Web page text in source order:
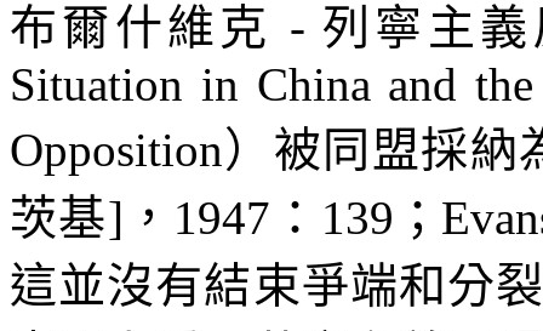
布爾什維克 - 列寧主
Situation in China and
Opposition）被同盟採納
茨基] ， 1947 ： 139 ；
這並沒有結束爭端和分